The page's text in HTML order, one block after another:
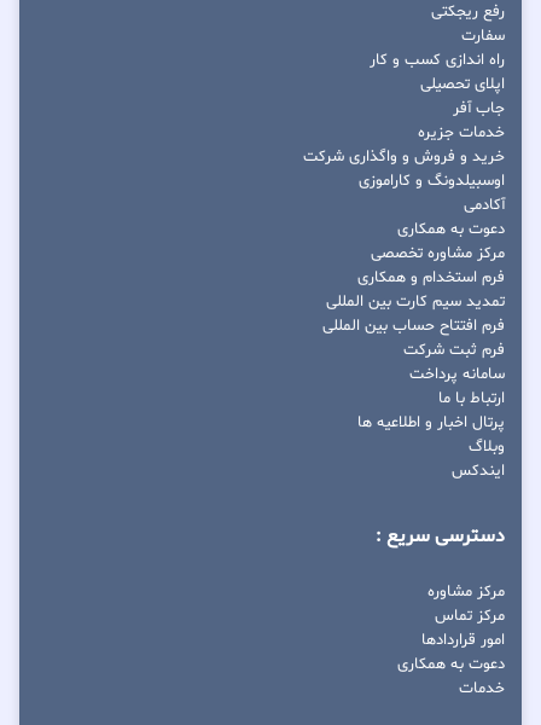
رفع ریجکتی
سفارت
راه اندازی کسب و کار
اپلای تحصیلی
جاب آفر
خدمات جزیره
خرید و فروش و واگذاری شرکت
اوسبیلدونگ و کاراموزی
آکادمی
دعوت به همکاری
مرکز مشاوره تخصصی
فرم استخدام و همکاری
تمدید سیم کارت بین المللی
فرم افتتاح حساب بین المللی
فرم ثبت شرکت
سامانه پرداخت
ارتباط با ما
پرتال اخبار و اطلاعیه ها
وبلاگ
ایندکس
دسترسی سریع :
مرکز مشاوره
مرکز تماس
امور قراردادها
دعوت به همکاری
خدمات